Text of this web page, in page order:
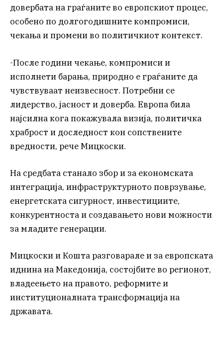
довербата на граѓаните во европскиот процес,
особено по долгогодишните компромиси,
чекања и промени во политичкиот контекст.
-После години чекање, компромиси и
исполнети барања, природно е граѓаните да
чувствуваат неизвесност. Потребни се
лидерство, јасност и доверба. Европа била
најсилна кога покажувала визија, политичка
храброст и доследност кон сопствените
вредности, рече Мицкоски.
На средбата станало збор и за економската
интеграција, инфраструктурното поврзување,
енергетската сигурност, инвестициите,
конкурентноста и создавањето нови можности
за младите генерации.
Мицкоски и Кошта разговарале и за европската
иднина на Македонија, состојбите во регионот,
владеењето на правото, реформите и
институционалната трансформација на
државата.